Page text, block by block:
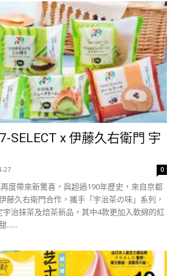
SELECT x 伊藤久右衛門 宇
27 0
度帶來新驚喜，與超過190年歷史，來自京都
藤久右衛門合作，攜手「宇治茶の味」系列，
治抹茶及焙茶新品，其中4款更加入軟綿的紅
......